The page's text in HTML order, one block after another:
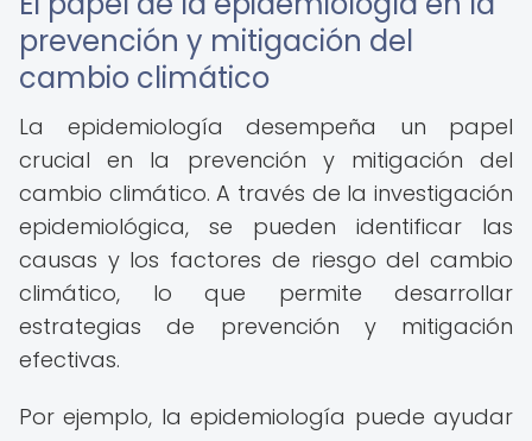
prevención y mitigación del
cambio climático
La epidemiología desempeña un papel
crucial en la prevención y mitigación del
cambio climático. A través de la investigación
epidemiológica, se pueden identificar las
causas y los factores de riesgo del cambio
climático, lo que permite desarrollar
estrategias de prevención y mitigación
efectivas.
Por ejemplo, la epidemiología puede ayudar